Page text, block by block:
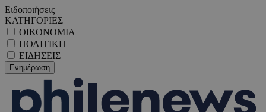
Ειδοποιήσεις
ΚΑΤΗΓΟΡΙΕΣ
ΟΙΚΟΝΟΜΙΑ
ΠΟΛΙΤΙΚΗ
ΕΙΔΗΣΕΙΣ